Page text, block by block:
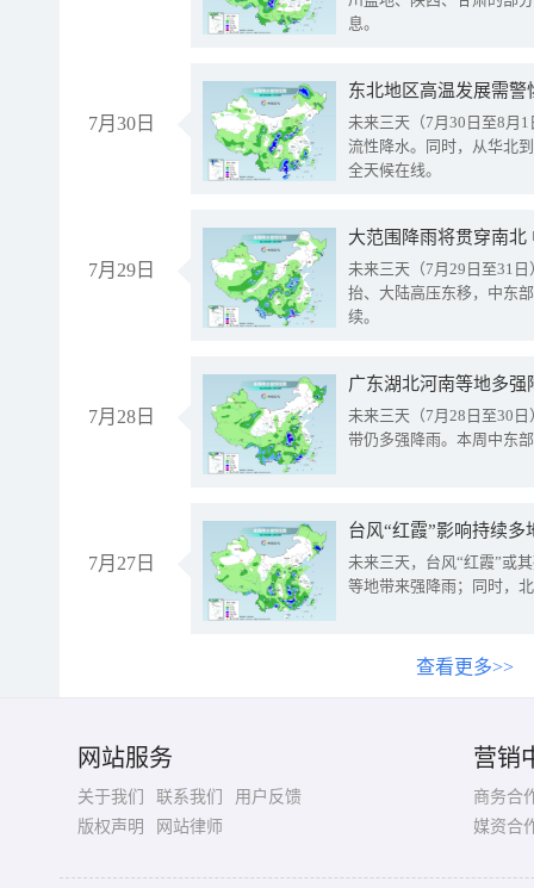
息。
7月30日
东北地区高温发展需
未来三天（7月30日至8月
流性降水。同时，从华北
全天候在线。
7月29日
大范围降雨将贯穿南
未来三天（7月29日至31
抬、大陆高压东移，中东
续。
7月28日
广东湖北河南等地多
未来三天（7月28日至30
带仍多强降雨。本周中东
7月27日
台风“红霞”影响持续
未来三天，台风“红霞”或
等地带来强降雨；同时，
查看更多>>
网站服务
关于我们 联系我们
用户反馈
版权声明
网站律师
营销
商务合
媒资合